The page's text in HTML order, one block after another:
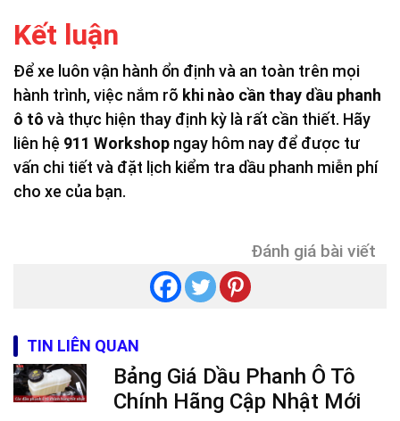
Kết luận
Để xe luôn vận hành ổn định và an toàn trên mọi
hành trình, việc nắm rõ khi nào cần thay dầu phanh
ô tô và thực hiện thay định kỳ là rất cần thiết. Hãy
liên hệ 911 Workshop ngay hôm nay để được tư
vấn chi tiết và đặt lịch kiểm tra dầu phanh miễn phí
cho xe của bạn.
Đánh giá bài viết
TIN LIÊN QUAN
Bảng Giá Dầu Phanh Ô Tô
Chính Hãng Cập Nhật Mới